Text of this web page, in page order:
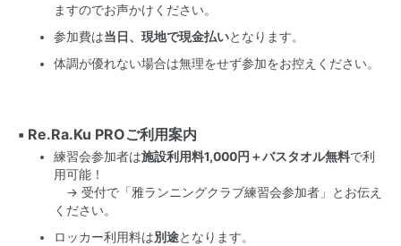
ますのでお声かけください。
参加費は当日、現地で現金払いとなります。
体調が優れない場合は無理をせず参加をお控えください。
▪️ Re.Ra.Ku PROご利用案内
練習会参加者は施設利用料1,000円＋バスタオル無料で利
用可能！
→ 受付で「雅ランニングクラブ練習会参加者」とお伝え
ください。
ロッカー利用料は別途となります。